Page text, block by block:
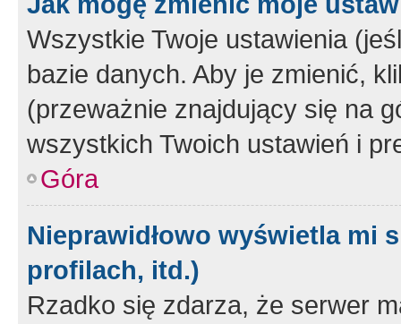
Wszystkie Twoje ustawienia
bazie danych. Aby je zmienić,
(przeważnie znajdujący się na
wszystkich Twoich ustawień i
Góra
Nieprawidłowo wyświetla mi
profilach, itd.)
Rzadko się zdarza, że serwer